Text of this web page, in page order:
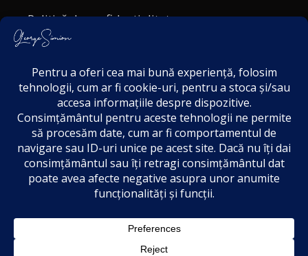
Politică de confidențialitate
Politica cookies
Acordul de markting
Disclaimer